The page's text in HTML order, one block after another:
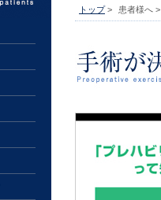
トップ> 患者様へ >